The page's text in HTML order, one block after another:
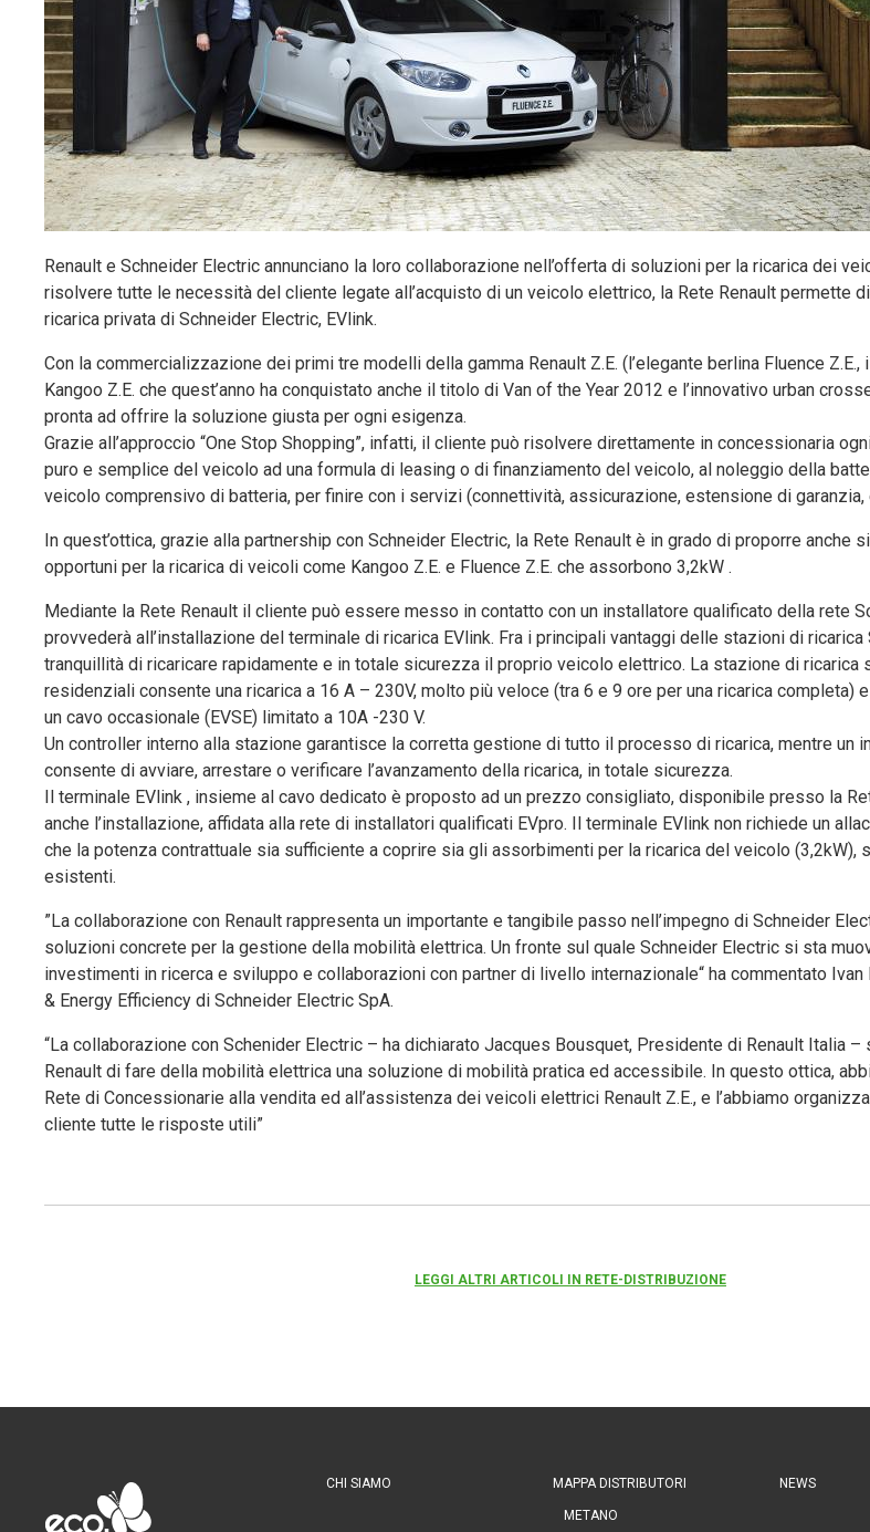
Renault e Schneider Electric annunciano la loro collaborazione nell’offerta di soluzioni per la ricarica dei
risolvere tutte le necessità del cliente legate all’acquisto di un veicolo elettrico, la Rete Renault permette
ricarica privata di Schneider Electric, EVlink.
Con la commercializzazione dei primi tre modelli della gamma Renault Z.E. (l’elegante berlina Fluence
Kangoo Z.E. che quest’anno ha conquistato anche il titolo di Van of the Year 2012 e l’innovativo urban
pronta ad offrire la soluzione giusta per ogni esigenza.
Grazie all’approccio “One Stop Shopping”, infatti, il cliente può risolvere direttamente in concessionaria
puro e semplice del veicolo ad una formula di leasing o di finanziamento del veicolo, al noleggio della
veicolo comprensivo di batteria, per finire con i servizi (connettività, assicurazione, estensione di garanzia,
In quest’ottica, grazie alla partnership con Schneider Electric, la Rete Renault è in grado di proporre anche
opportuni per la ricarica di veicoli come Kangoo Z.E. e Fluence Z.E. che assorbono 3,2kW .
Mediante la Rete Renault il cliente può essere messo in contatto con un installatore qualificato della rete
provvederà all’installazione del terminale di ricarica EVlink. Fra i principali vantaggi delle stazioni di ricarica
tranquillità di ricaricare rapidamente e in totale sicurezza il proprio veicolo elettrico. La stazione di ricarica
residenziali consente una ricarica a 16 A – 230V, molto più veloce (tra 6 e 9 ore per una ricarica completa)
un cavo occasionale (EVSE) limitato a 10A -230 V.
Un controller interno alla stazione garantisce la corretta gestione di tutto il processo di ricarica, mentre un
consente di avviare, arrestare o verificare l’avanzamento della ricarica, in totale sicurezza.
Il terminale EVlink , insieme al cavo dedicato è proposto ad un prezzo consigliato, disponibile presso la
anche l’installazione, affidata alla rete di installatori qualificati EVpro. Il terminale EVlink non richiede un
che la potenza contrattuale sia sufficiente a coprire sia gli assorbimenti per la ricarica del veicolo (3,2kW),
esistenti.
”La collaborazione con Renault rappresenta un importante e tangibile passo nell’impegno di Schneider
soluzioni concrete per la gestione della mobilità elettrica. Un fronte sul quale Schneider Electric si sta
investimenti in ricerca e sviluppo e collaborazioni con partner di livello internazionale“ ha commentato
& Energy Efficiency di Schneider Electric SpA.
“La collaborazione con Schenider Electric – ha dichiarato Jacques Bousquet, Presidente di Renault Italia –
Renault di fare della mobilità elettrica una soluzione di mobilità pratica ed accessibile. In questo ottica,
Rete di Concessionarie alla vendita ed all’assistenza dei veicoli elettrici Renault Z.E., e l’abbiamo
cliente tutte le risposte utili”
LEGGI ALTRI ARTICOLI IN RETE-DISTRIBUZIONE
CHI SIAMO MAPPA DISTRIBUTORI
METANO
NEWS